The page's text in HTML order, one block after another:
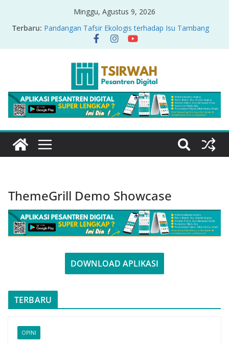
Minggu, Agustus 9, 2026
Terbaru: Pandangan Tafsir Ekologis terhadap Isu Tambang
Nikel di Raja Ampat
PRODUK RELASI KUASA-IDIOLOGI PADA TAFSIR
Sirah Nabawiyah
Oversharing dan Privasi dalam Al-Qur’an: “Ketika
Ayat Bicara Soal Curhat di Sosmed”
Menyikapi Fatherless, Kisah Lukman Menjadi
Cerminan
ThemeGrill Demo Showcase
DOWNLOAD APLIKASI
TERBARU
OPINI